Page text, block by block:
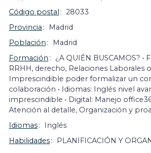
Código postal
28033
Provincia
Madrid
Población
Madrid
Formación
¿A QUIÉN BUSCAMOS? •
RRHH, derecho, Relaciones Laborales
Imprescindible poder formalizar un
colaboración • Idiomas: Inglés nivel
imprescindible • Digital: Manejo
Atención al detalle, Organización y
Idiomas
Inglés
Habilidades
PLANIFICACIÓN Y